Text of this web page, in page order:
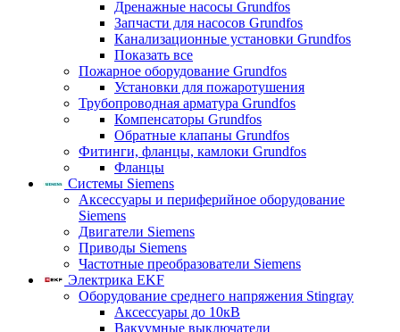
Дренажные насосы Grundfos
Запчасти для насосов Grundfos
Канализационные установки Grundfos
Показать все
Пожарное оборудование Grundfos
Установки для пожаротушения
Трубопроводная арматура Grundfos
Компенсаторы Grundfos
Обратные клапаны Grundfos
Фитинги, фланцы, камлоки Grundfos
Фланцы
Системы Siemens
Аксессуары и периферийное оборудование
Siemens
Двигатели Siemens
Приводы Siemens
Частотные преобразователи Siemens
Электрика EKF
Оборудование среднего напряжения Stingray
Аксессуары до 10кВ
Вакуумные выключатели